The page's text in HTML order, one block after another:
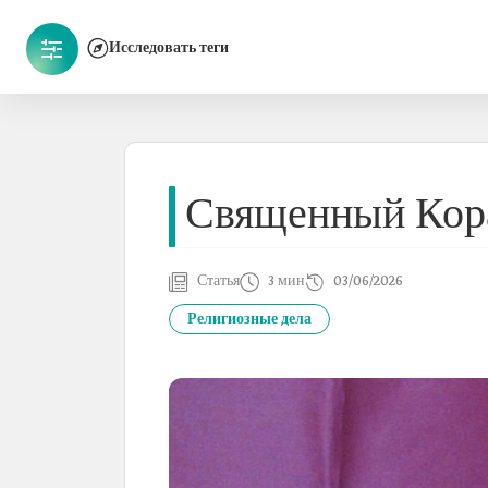
Исследовать теги
Священный
Статья 3 мин 03/06/2026
Религиозные дела